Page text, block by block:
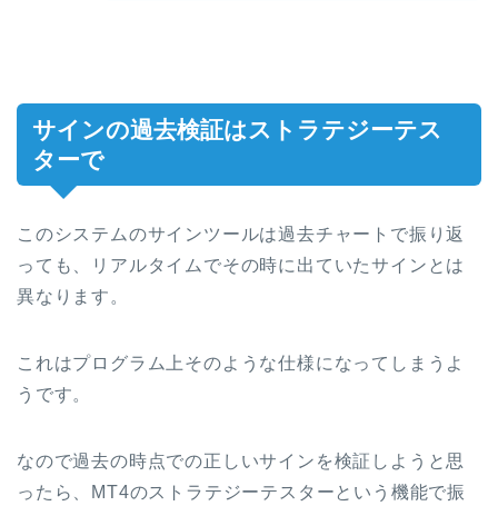
サインの過去検証はストラテジーテス
ターで
このシステムのサインツールは過去チャートで振り返
っても、リアルタイムでその時に出ていたサインとは
異なります。
これはプログラム上そのような仕様になってしまうよ
うです。
なので過去の時点での正しいサインを検証しようと思
ったら、MT4のストラテジーテスターという機能で振